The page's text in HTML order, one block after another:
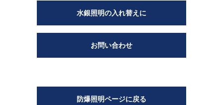
水銀照明の入れ替えに
お問い合わせ
防爆照明ページに戻る